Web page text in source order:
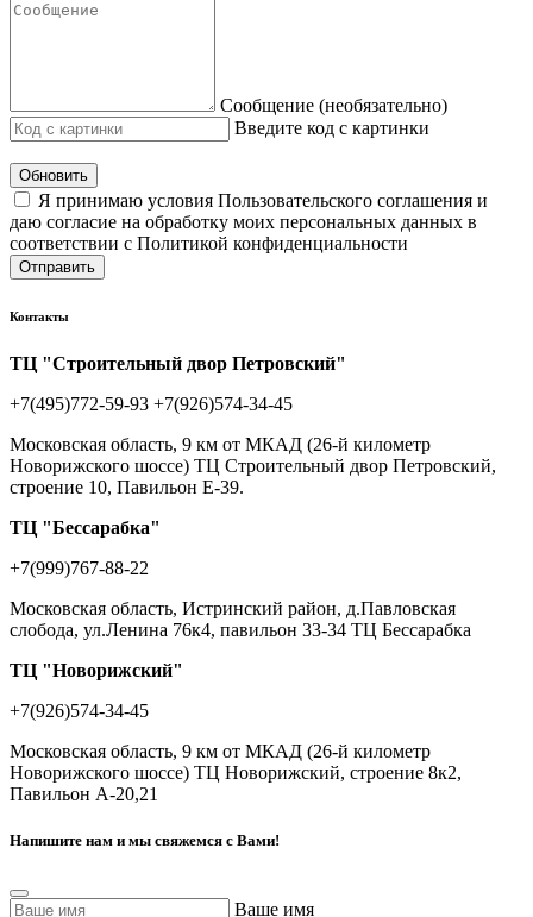
Сообщение (необязательно)
Введите код с картинки
Обновить
Я принимаю условия Пользовательского соглашения и
даю согласие на обработку моих персональных данных в
соответствии с Политикой конфиденциальности
Отправить
Контакты
ТЦ "Строительный двор Петровский"
+7(495)772-59-93 +7(926)574-34-45
Московская область, 9 км от МКАД (26-й километр
Новорижского шоссе) ТЦ Строительный двор Петровский,
строение 10, Павильон Е-39.
ТЦ "Бессарабка"
+7(999)767-88-22
Московская область, Истринский район, д.Павловская
слобода, ул.Ленина 76к4, павильон 33-34 ТЦ Бессарабка
ТЦ "Новорижский"
+7(926)574-34-45
Московская область, 9 км от МКАД (26-й километр
Новорижского шоссе) ТЦ Новорижский, строение 8к2,
Павильон А-20,21
Напишите нам и мы свяжемся с Вами!
Ваше имя